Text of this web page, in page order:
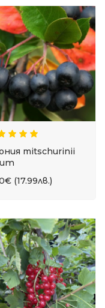
mitschurinii
(17.99лв.)